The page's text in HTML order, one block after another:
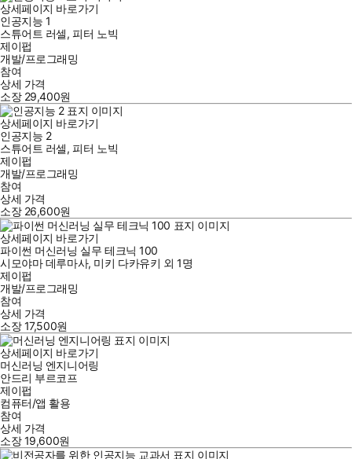
상세페이지 바로가기
인공지능 1
스튜어트 러셀,피터 노빅
제이펍
개발/프로그래밍
참여
상세 가격
소장 29,400원
상세페이지 바로가기
인공지능 2
스튜어트 러셀,피터 노빅
제이펍
개발/프로그래밍
참여
상세 가격
소장 26,600원
상세페이지 바로가기
파이썬 머신러닝 실무 테크닉 100
시모야마 데루마사, 미키 다카유키 외1명
제이펍
개발/프로그래밍
참여
상세 가격
소장17,500원
상세페이지 바로가기
머신러닝 엔지니어링
안드리 부르코프
제이펍
컴퓨터/앱 활용
참여
상세 가격
소장19,600원